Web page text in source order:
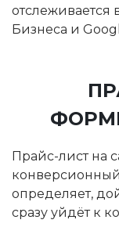
отслеживается
Бизнеса и
Прайс-лист на
определяет,
сразу уйдёт к